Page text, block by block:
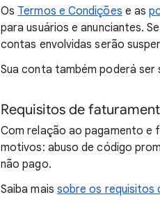
Os Termos e Condições e as
para usuários e anunciantes.
contas envolvidas serão
Sua conta também poderá
Requisitos de
Com relação ao pagamento e
motivos: abuso de código
não pago.
Saiba mais sobre os requisitos